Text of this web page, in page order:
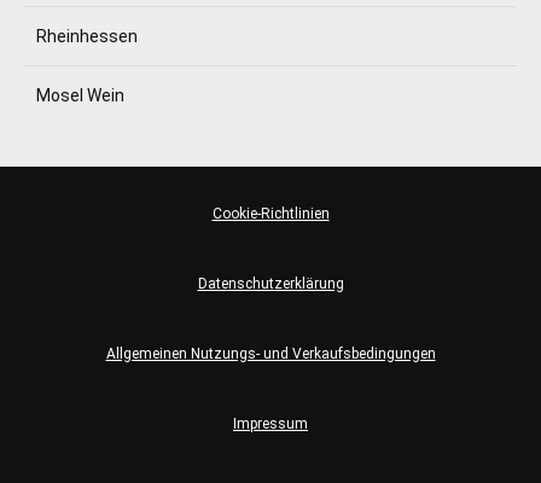
Rheinhessen
Mosel Wein
Impressum
Allgemeinen Nutzungs- und Verkaufsbedingungen
Datenschutzerklärung
Cookie-Richtlinien